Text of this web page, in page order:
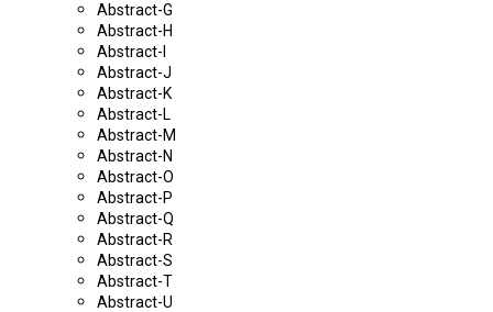
Abstract-G
Abstract-H
Abstract-I
Abstract-J
Abstract-K
Abstract-L
Abstract-M
Abstract-N
Abstract-O
Abstract-P
Abstract-Q
Abstract-R
Abstract-S
Abstract-T
Abstract-U